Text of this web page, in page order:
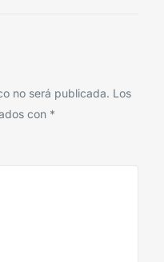
no será publicada. Los
con *